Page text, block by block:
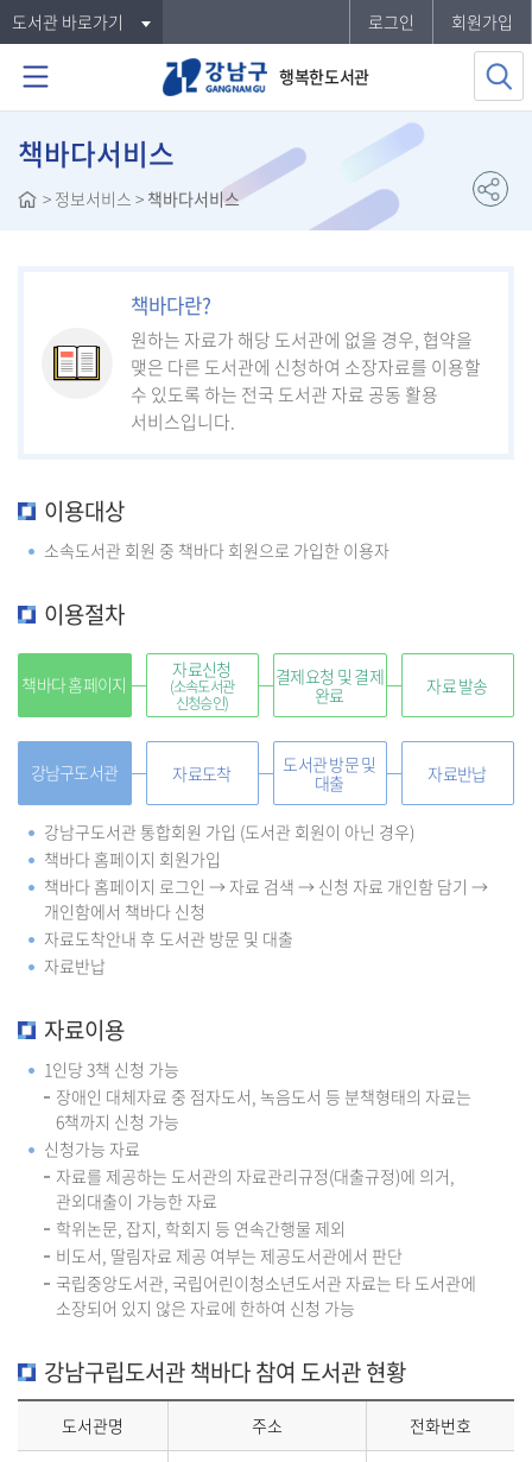
도서관 바로가기 로그인 회원가입
행복한도서관
책바다서비스
> 정보서비스 > 책바다서비스
책바다란?
원하는 자료가 해당 도서관에 없을 경우, 협약을
맺은 다른 도서관에 신청하여 소장자료를 이용할
수 있도록 하는 전국 도서관 자료 공동 활용
서비스입니다.
이용대상
소속도서관 회원 중 책바다 회원으로 가입한 이용자
이용절차
책바다 홈페이지
자료신청
(소속도서관
신청승인)
결제요청 및 결제
완료
자료 발송
강남구도서관 자료도착
도서관 방문 및
대출
자료반납
강남구도서관 통합회원 가입 (도서관 회원이 아닌 경우)
책바다 홈페이지 회원가입
책바다 홈페이지 로그인 → 자료 검색 → 신청 자료 개인함 담기 →
개인함에서 책바다 신청
자료도착안내 후 도서관 방문 및 대출
자료반납
자료이용
1인당 3책 신청 가능
장애인 대체자료 중 점자도서, 녹음도서 등 분책형태의 자료는
6책까지 신청 가능
신청가능 자료
자료를 제공하는 도서관의 자료관리규정(대출규정)에 의거,
관외대출이 가능한 자료
학위논문, 잡지, 학회지 등 연속간행물 제외
비도서, 딸림자료 제공 여부는 제공도서관에서 판단
국립중앙도서관, 국립어린이청소년도서관 자료는 타 도서관에
소장되어 있지 않은 자료에 한하여 신청 가능
강남구립도서관 책바다 참여 도서관 현황
도서관명 주소 전화번호